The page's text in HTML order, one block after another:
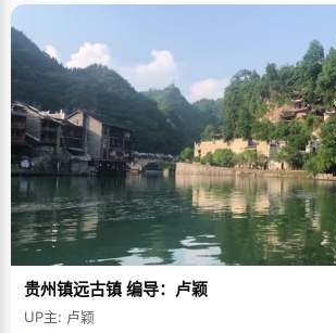
贵州镇远古镇 编导：卢颖
UP主: 卢颖